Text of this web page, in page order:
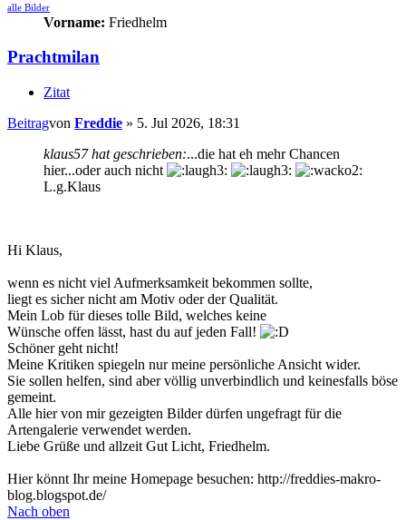
alle Bilder
Vorname: Friedhelm
Prachtmilan
Zitat
Beitragvon Freddie » 5. Jul 2026, 18:31
klaus57 hat geschrieben:...die hat eh mehr Chancen
hier...oder auch nicht
L.g.Klaus
Hi Klaus,
wenn es nicht viel Aufmerksamkeit bekommen sollte,
liegt es sicher nicht am Motiv oder der Qualität.
Mein Lob für dieses tolle Bild, welches keine
Wünsche offen lässt, hast du auf jeden Fall!
Schöner geht nicht!
Meine Kritiken spiegeln nur meine persönliche Ansicht wider.
Sie sollen helfen, sind aber völlig unverbindlich und keinesfalls böse
gemeint.
Alle hier von mir gezeigten Bilder dürfen ungefragt für die
Artengalerie verwendet werden.
Liebe Grüße und allzeit Gut Licht, Friedhelm.
Hier könnt Ihr meine Homepage besuchen: http://freddies-makro-
blog.blogspot.de/
Nach oben